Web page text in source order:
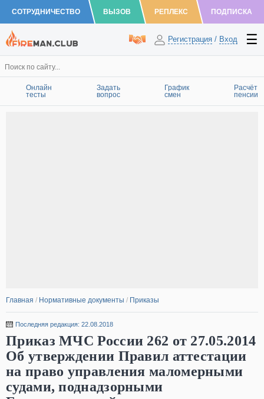
СОТРУДНИЧЕСТВО ВЫЗОВ РЕПЛЕКС ПОДПИСКА
Регистрация / Вход
Онлайн
тесты
Задать
вопрос
График
смен
Расчёт
пенсии
Главная / Нормативные документы / Приказы
Последняя редакция: 22.08.2018
Приказ МЧС России 262 от 27.05.2014
Об утверждении Правил аттестации
на право управления маломерными
судами, поднадзорными